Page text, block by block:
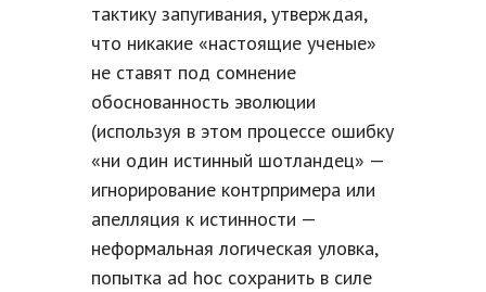
тактику запугивания, утверждая,
что никакие «настоящие ученые»
не ставят под сомнение
обоснованность эволюции
(используя в этом процессе ошибку
«ни один истинный шотландец» —
игнорирование контрпримера или
апелляция к истинности —
неформальная логическая уловка,
попытка ad hoc сохранить в силе